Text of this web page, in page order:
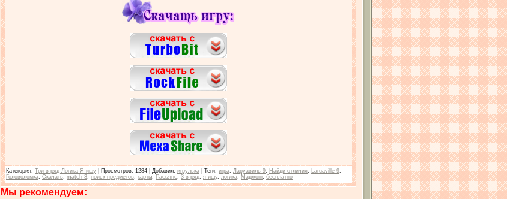
Категория: Три в ряд Логика Я ищу Просмотров: 1284 | Добавил: игрулька Теги: игра Ларуавиль 9 Найди отличия Laruaville 9
Головоломка Скачать match 3 поиск предметов карты Пасьянс 3 в ряд я ищу, логика Маджонг, бесплатно
Мы рекомендуем: